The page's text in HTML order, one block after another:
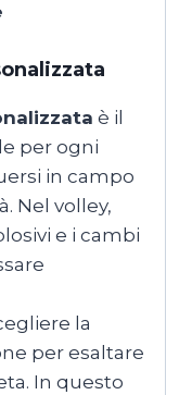
è il
per ogni
in campo
Nel volley,
e i cambi
la
per esaltare
In questo